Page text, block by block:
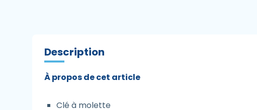
Description
À propos de cet article
Clé à molette